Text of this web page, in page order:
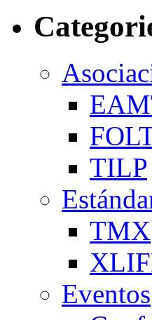
TILP
TMX
Eventos